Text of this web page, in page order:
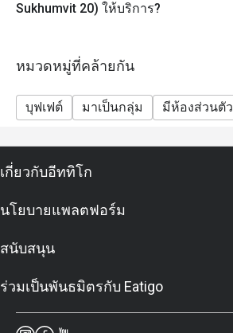
Sukhumvit 20) ให้บริการ?
หมวดหมู่ที่คล้ายกัน
บุฟเฟต์ มาเป็นกลุ่ม มีห้องส่วนตัว
เกี่ยวกับอีททิโก
นโยบายแพลตฟอร์ม
สนับสนุน
ร่วมเป็นพันธมิตรกับ Eatigo